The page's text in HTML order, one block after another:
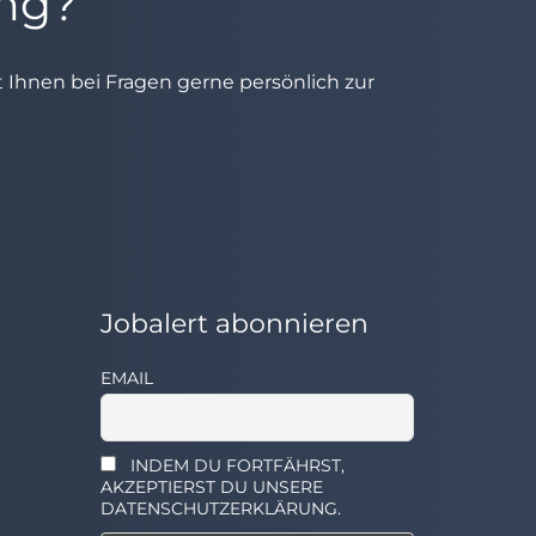
Ihnen bei Fragen gerne persönlich zur
Jobalert abonnieren
EMAIL
INDEM DU FORTFÄHRST,
AKZEPTIERST DU UNSERE
DATENSCHUTZERKLÄRUNG.